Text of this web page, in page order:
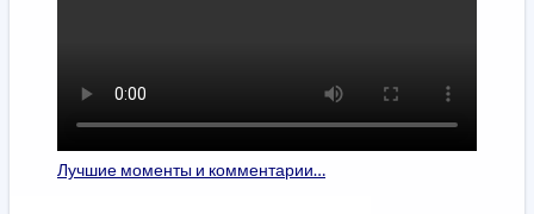
Лучшие моменты и комментарии…